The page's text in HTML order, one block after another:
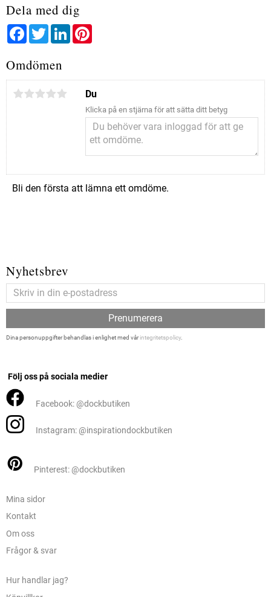
Dela med dig
FacebookTwitterLinkedIn
Omdömen
Du
Klicka på en stjärna för att sätta ditt betyg
Bli den första att lämna ett omdöme.
Nyhetsbrev
Prenumerera
Dina personuppgifter behandlas i enlighet med vårintegritetspolicy.
Följ oss på sociala medier
Facebook: @dockbutiken
Instagram: @inspirationdockbutiken
Pinterest: @dockbutiken
Mina sidor
Kontakt
Om oss
Frågor & svar
Hur handlar jag?